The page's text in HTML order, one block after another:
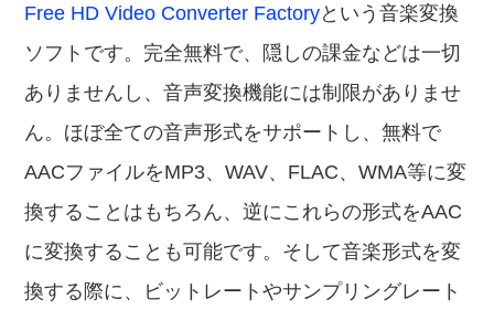
Free HD Video Converter Factoryという音楽変換
ソフトです。完全無料で、隠しの課金などは一切
ありませんし、音声変換機能には制限がありませ
ん。ほぼ全ての音声形式をサポートし、無料で
AACファイルをMP3、WAV、FLAC、WMA等に変
換することはもちろん、逆にこれらの形式をAAC
に変換することも可能です。そして音楽形式を変
換する際に、ビットレートやサンプリングレート